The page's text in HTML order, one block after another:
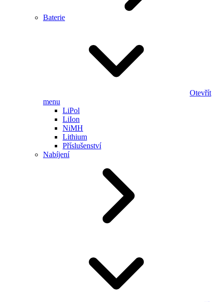
Baterie
Otevřít
menu
LiPol
LiIon
NiMH
Lithium
Příslušenství
Nabíjení